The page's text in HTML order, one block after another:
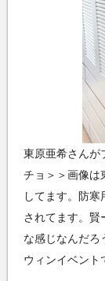
東原亜希さんが
チョ＞＞画像は
してます。防
されてます。賢
な感じなんだろ
ウィンイベント